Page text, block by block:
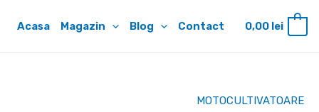
Acasa Magazin Blog Contact 0,00 lei
MOTOCULTIVATOARE